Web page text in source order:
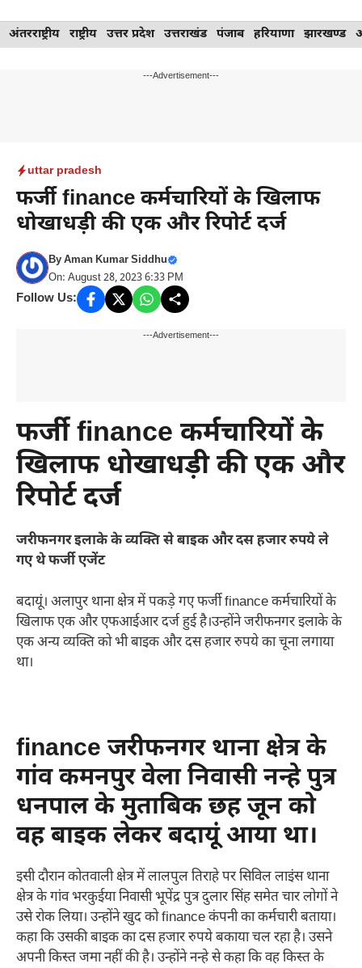
Skip
to
अंतरराष्ट्रीय राष्ट्रीय उत्तर प्रदेश उत्तराखंड पंजाब हरियाणा झारखण्ड
---Advertisement---
uttar pradesh
फर्जी finance कर्मचारियों के खिलाफ
धोखाधड़ी की एक और रिपोर्ट दर्ज
ByAman Kumar Siddhu
On: August 28, 2023 6:33 PM
Follow Us:
---Advertisement---
फर्जी finance कर्मचारियों के
खिलाफ धोखाधड़ी की एक और
रिपोर्ट दर्ज
जरीफनगर इलाके के व्यक्ति से बाइक और दस हजार रुपये ले
गए थे फर्जी एजेंट
बदायूं। अलापुर थाना क्षेत्र में पकड़े गए फर्जी finance कर्मचारियों के
खिलाफ एक और एफआईआर दर्ज हुई है।उन्होंने जरीफनगर इलाके के
एक अन्य व्यक्ति को भी बाइक और दस हजार रुपये का चूना लगाया
था।
finance जरीफनगर थाना क्षेत्र के
गांव कमनपुर वेला निवासी नन्हे पुत्र
धनपाल के मुताबिक छह जून को
वह बाइक लेकर बदायूं आया था।
इसी दौरान कोतवाली क्षेत्र में लालपुल तिराहे पर सिविल लाइंस थाना
क्षेत्र के गांव भरकुईया निवासी भूपेंद्र पुत्र दुलार सिंह समेत चार लोगों ने
उसे रोक लिया। उन्होंने खुद को finance कंपनी का कर्मचारी बताया।
कहा कि उसकी बाइक का दस हजार रुपये बकाया चल रहा है। उसने
अपनी किस्त जमा नहीं की है। उन्होंने नन्हे से कहा कि वह किस्त के